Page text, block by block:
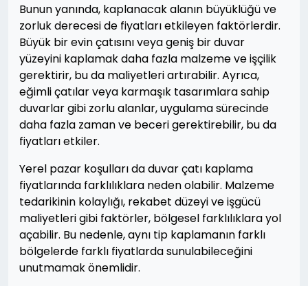
Bunun yanında, kaplanacak alanın büyüklüğü ve
zorluk derecesi de fiyatları etkileyen faktörlerdir.
Büyük bir evin çatısını veya geniş bir duvar
yüzeyini kaplamak daha fazla malzeme ve işçilik
gerektirir, bu da maliyetleri artırabilir. Ayrıca,
eğimli çatılar veya karmaşık tasarımlara sahip
duvarlar gibi zorlu alanlar, uygulama sürecinde
daha fazla zaman ve beceri gerektirebilir, bu da
fiyatları etkiler.
Yerel pazar koşulları da duvar çatı kaplama
fiyatlarında farklılıklara neden olabilir. Malzeme
tedarikinin kolaylığı, rekabet düzeyi ve işgücü
maliyetleri gibi faktörler, bölgesel farklılıklara yol
açabilir. Bu nedenle, aynı tip kaplamanın farklı
bölgelerde farklı fiyatlarda sunulabileceğini
unutmamak önemlidir.